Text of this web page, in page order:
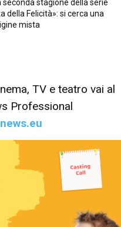
seconda stagione della serie
della Felicità»: si cerca una
mista
TV e teatro vai al
Professional